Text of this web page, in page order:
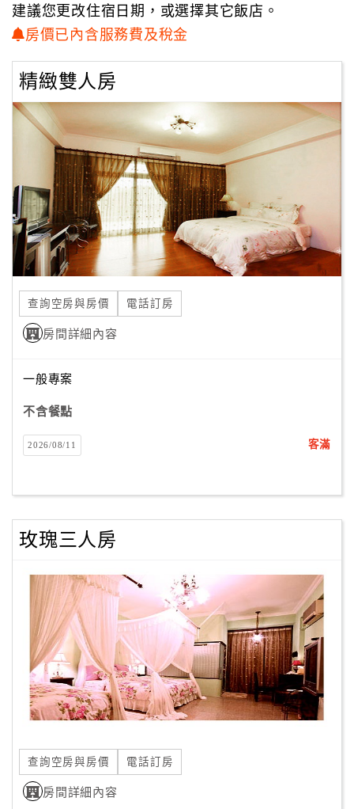
顧
務
滿
意
度
訂
單
管
理
員
戶
客
服
聯
單
Line
上
客
服
紅
利
查
建議您更改住宿日期，或選擇其它飯店。
房價已內含服務費及稅金
精緻雙人房
查詢空房與房價 電話訂房
房間詳細內容
一般專案
不含餐點
2026/08/11 客滿
玫瑰三人房
查詢空房與房價 電話訂房
房間詳細內容